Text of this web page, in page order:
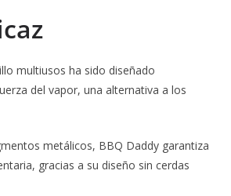
multiusos ha sido diseñado
del vapor, una alternativa a los
metálicos, BBQ Daddy garantiza
gracias a su diseño sin cerdas